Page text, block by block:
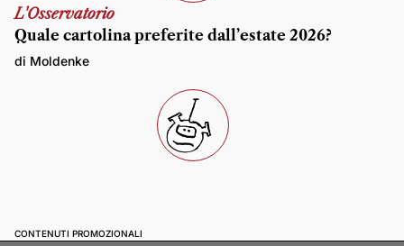
L'Osservatorio
Quale cartolina preferite dall’estate 2026?
di Moldenke
CONTENUTI PROMOZIONALI